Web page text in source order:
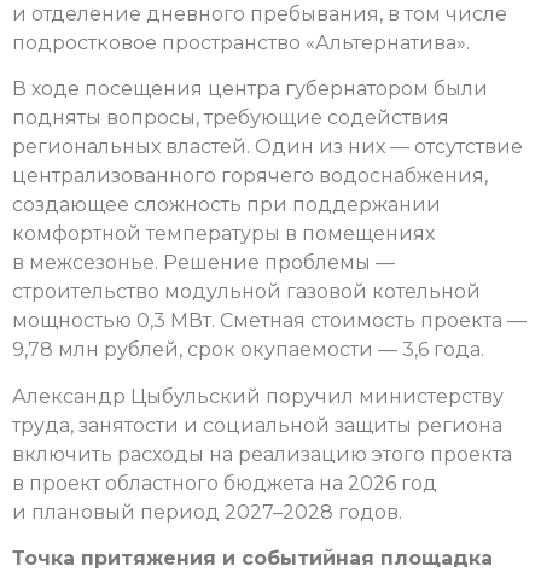
и отделение дневного пребывания, в том числе
подростковое пространство «Альтернатива».
В ходе посещения центра губернатором были
подняты вопросы, требующие содействия
региональных властей. Один из них — отсутствие
централизованного горячего водоснабжения,
создающее сложность при поддержании
комфортной температуры в помещениях
в межсезонье. Решение проблемы —
строительство модульной газовой котельной
мощностью 0,3 МВт. Сметная стоимость проекта —
9,78 млн рублей, срок окупаемости — 3,6 года.
Александр Цыбульский поручил министерству
труда, занятости и социальной защиты региона
включить расходы на реализацию этого проекта
в проект областного бюджета на 2026 год
и плановый период 2027–2028 годов.
Точка притяжения и событийная площадка